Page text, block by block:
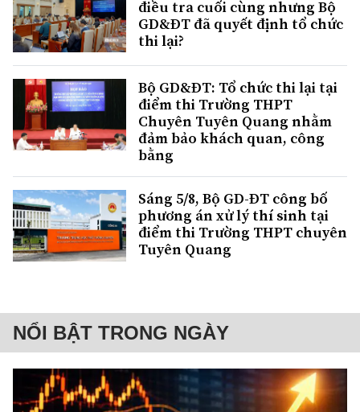
điều tra cuối cùng nhưng Bộ
GD&ĐT đã quyết định tổ chức
thi lại?
Bộ GD&ĐT: Tổ chức thi lại tại
điểm thi Trường THPT
Chuyên Tuyên Quang nhằm
đảm bảo khách quan, công
bằng
Sáng 5/8, Bộ GD-ĐT công bố
phương án xử lý thí sinh tại
điểm thi Trường THPT chuyên
Tuyên Quang
NỔI BẬT TRONG NGÀY